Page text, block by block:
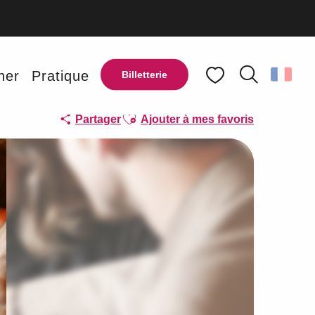
Billetterie
Pratique
PartagerAjouter aux favoris
Ajouter à mes favoris